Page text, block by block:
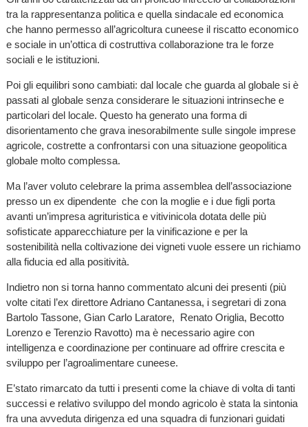
tra la rappresentanza politica e quella sindacale ed economica
che hanno permesso all’agricoltura cuneese il riscatto economico
e sociale in un’ottica di costruttiva collaborazione tra le forze
sociali e le istituzioni.
Poi gli equilibri sono cambiati: dal locale che guarda al globale si è
passati al globale senza considerare le situazioni intrinseche e
particolari del locale. Questo ha generato una forma di
disorientamento che grava inesorabilmente sulle singole imprese
agricole, costrette a confrontarsi con una situazione geopolitica
globale molto complessa.
Ma l’aver voluto celebrare la prima assemblea dell’associazione
presso un ex dipendente che con la moglie e i due figli porta
avanti un’impresa agrituristica e vitivinicola dotata delle più
sofisticate apparecchiature per la vinificazione e per la
sostenibilità nella coltivazione dei vigneti vuole essere un richiamo
alla fiducia ed alla positività.
Indietro non si torna hanno commentato alcuni dei presenti (più
volte citati l’ex direttore Adriano Cantanessa, i segretari di zona
Bartolo Tassone, Gian Carlo Laratore, Renato Origlia, Becotto
Lorenzo e Terenzio Ravotto) ma è necessario agire con
intelligenza e coordinazione per continuare ad offrire crescita e
sviluppo per l’agroalimentare cuneese.
E’stato rimarcato da tutti i presenti come la chiave di volta di tanti
successi e relativo sviluppo del mondo agricolo è stata la sintonia
fra una avveduta dirigenza ed una squadra di funzionari guidati